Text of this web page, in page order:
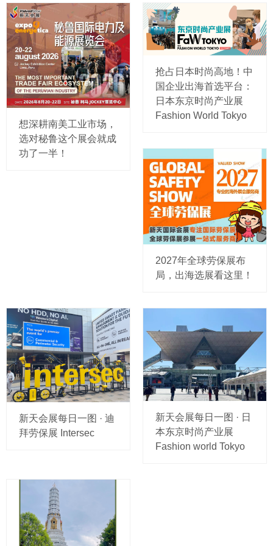
想深耕南美工业市场，
选对秘鲁这个展会就成
功了一半！
抢占日本时尚高地！中
国企业出海首选平台：
日本东京时尚产业展
Fashion World Tokyo
2027年全球劳保展布
局，出海选展看这里！
新天会展每日一图 · 迪
拜劳保展 Intersec
新天会展每日一图 · 日
本东京时尚产业展
Fashion world Tokyo